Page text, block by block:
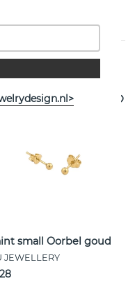
small Oorbel goud
JEWELLERY